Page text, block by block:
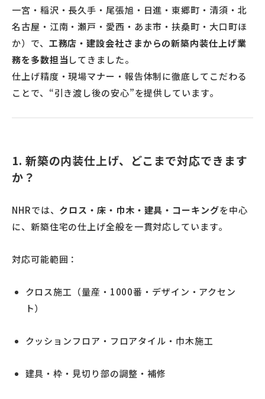
一宮・稲沢・長久手・尾張旭・日進・東郷町・清須・北
名古屋・江南・瀬戸・愛西・あま市・扶桑町・大口町ほ
か）で、 工務店・建設会社さまからの新築内装仕上げ業
務を多数担当してきました。
仕上げ精度・現場マナー・報告体制に徹底してこだわる
ことで、“引き渡し後の安心”を提供しています。
1. 新築の内装仕上げ、どこまで対応できます
か？
NHRでは、 クロス・床・巾木・建具・コーキングを中心
に、新築住宅の仕上げ全般を一貫対応しています。
対応可能範囲：
クロス施工（量産・1000番・デザイン・アクセン
ト）
クッションフロア・フロアタイル・巾木施工
建具・枠・見切り部の調整・補修